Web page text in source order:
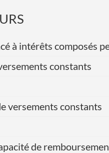
à intérêts composés
constants
versements constants
de